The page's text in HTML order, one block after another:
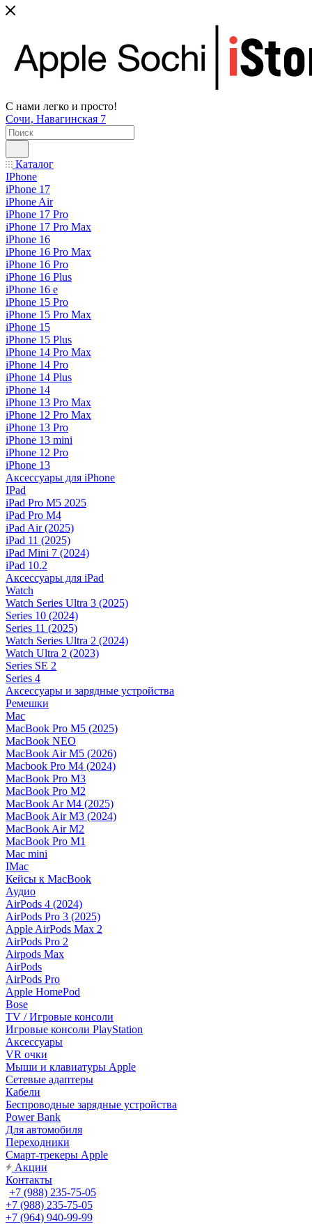
С нами легко и просто!
Сочи, Навагинская 7
Каталог
IPhone
iPhone 17
iPhone Air
iPhone 17 Pro
iPhone 17 Pro Max
iPhone 16
iPhone 16 Pro Max
iPhone 16 Pro
iPhone 16 Plus
iPhone 16 e
iPhone 15 Pro
iPhone 15 Pro Max
iPhone 15
iPhone 15 Plus
iPhone 14 Pro Max
iPhone 14 Pro
iPhone 14 Plus
iPhone 14
iPhone 13 Pro Max
iPhone 12 Pro Max
iPhone 13 Pro
iPhone 13 mini
iPhone 12 Pro
iPhone 13
Аксессуары для iPhone
IPad
iPad Pro M5 2025
iPad Pro M4
iPad Air (2025)
iPad 11 (2025)
iPad Mini 7 (2024)
iPad 10.2
Аксессуары для iPad
Watch
Watch Series Ultra 3 (2025)
Series 10 (2024)
Series 11 (2025)
Watch Series Ultra 2 (2024)
Watch Ultra 2 (2023)
Series SE 2
Series 4
Аксессуары и зарядные устройства
Ремешки
Mac
MacBook Pro M5 (2025)
MacBook NEO
MacBook Air M5 (2026)
Macbook Pro M4 (2024)
MacBook Pro M3
MacBook Pro M2
MacBook Ar M4 (2025)
MacBook Air M3 (2024)
MacBook Air M2
MacBook Pro M1
Mac mini
IMac
Кейсы к MacBook
Аудио
AirPods 4 (2024)
AirPods Pro 3 (2025)
Apple AirPods Max 2
AirPods Pro 2
Airpods Max
AirPods
AirPods Pro
Apple HomePod
Bose
TV / Игровые консоли
Игровые консоли PlayStation
Аксессуары
VR очки
Мыши и клавиатуры Apple
Сетевые адаптеры
Кабели
Беспроводные зарядные устройства
Power Bank
Для автомобиля
Переходники
Смарт-трекеры Apple
Акции
Контакты
+7 (988) 235-75-05
+7 (988) 235-75-05
+7 (964) 940-99-99